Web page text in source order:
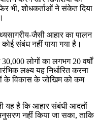
भी, शोधकर्ताओं ने संकेत दिया
जैसी आहार का पालन
संबंध नहीं पाया गया है।
लोगों का लगभग 20 वर्षों
लक्ष्य यह निर्धारित करना
के विकास के जोखिम को कम
यह है कि आहार संबंधी आदतों
नहीं किया जा सका, ताकि